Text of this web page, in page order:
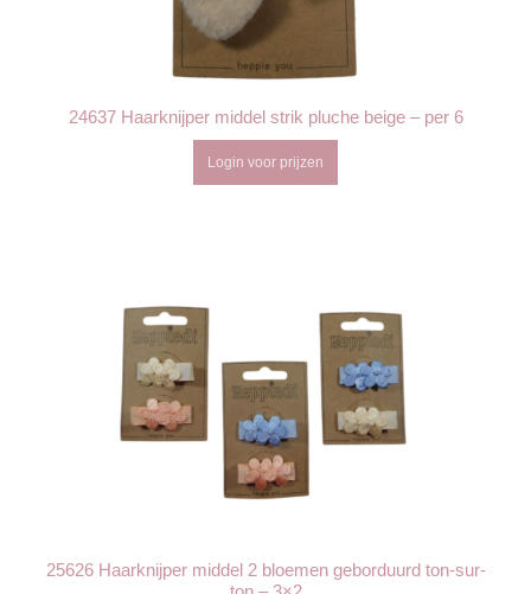
24637 Haarknijper middel strik pluche beige – per 6
Login voor prijzen
25626 Haarknijper middel 2 bloemen geborduurd ton-sur-